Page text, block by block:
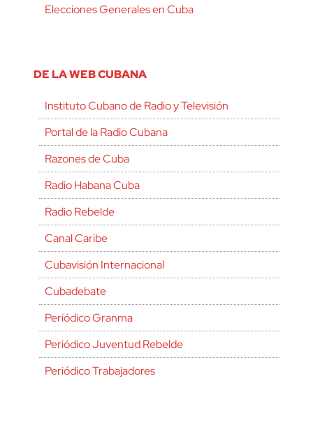
Elecciones Generales en Cuba
DE LA WEB CUBANA
Instituto Cubano de Radio y Televisión
Portal de la Radio Cubana
Razones de Cuba
Radio Habana Cuba
Radio Rebelde
Canal Caribe
Cubavisión Internacional
Cubadebate
Periódico Granma
Periódico Juventud Rebelde
Periódico Trabajadores